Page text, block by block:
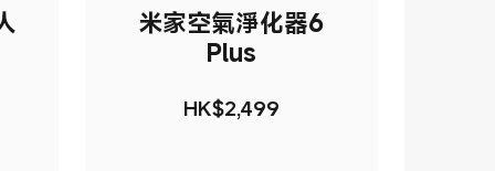
米家空氣淨化器6
Plus
HK$2,499
現價 HK$2499